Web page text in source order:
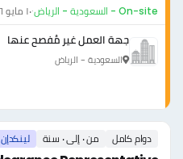
On-site - السعودية - الرياض ·١٠ مايو ٢٠٢٦
جهة العمل غير مُفصح عنها
السعودية - الرياض
دوام كامل من ٠ إلى ٠ سنة لينكدإن